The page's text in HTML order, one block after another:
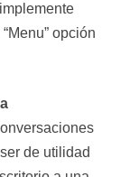
opción
de utilidad